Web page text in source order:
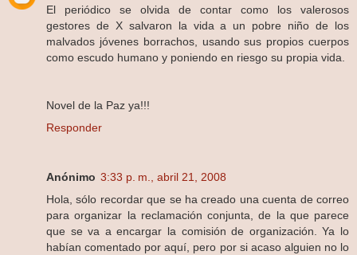
El periódico se olvida de contar como los valerosos
gestores de X salvaron la vida a un pobre niño de los
malvados jóvenes borrachos, usando sus propios cuerpos
como escudo humano y poniendo en riesgo su propia vida.
Novel de la Paz ya!!!
Responder
Anónimo 3:33 p. m., abril 21, 2008
Hola, sólo recordar que se ha creado una cuenta de correo
para organizar la reclamación conjunta, de la que parece
que se va a encargar la comisión de organización. Ya lo
habían comentado por aquí, pero por si acaso alguien no lo